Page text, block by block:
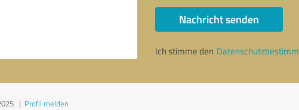
Nachricht senden
Ich stimme den
| Profil melden